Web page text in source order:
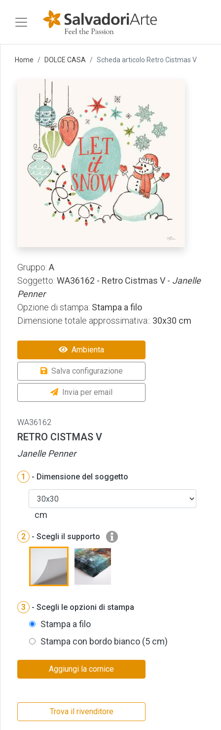
Home DOLCE CASA Scheda articolo Retro Cistmas V
Gruppo: A
Soggetto: WA36162 - Retro Cistmas V - Janelle
Penner
Opzione di stampa: Stampa a filo
Dimensione totale approssimativa:: 30x30 cm
Ambienta
Salva configurazione
Invia per email
WA36162
RETRO CISTMAS V
Janelle Penner
1 - Dimensione del soggetto
cm
2 - Scegli il supporto
3 - Scegli le opzioni di stampa
Stampa a filo
Stampa con bordo bianco (5 cm)
Aggiungi la cornice
Trova il rivenditore